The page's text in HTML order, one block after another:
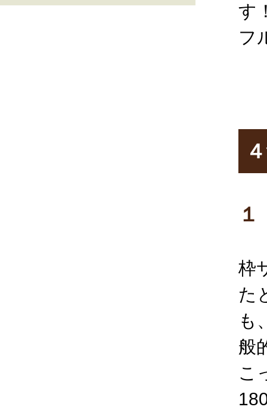
す
フ
枠
た
も
般
こ